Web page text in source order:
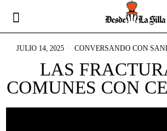
JULIO 14, 2025 CONVERSANDO CON
LAS
COMUNES CON